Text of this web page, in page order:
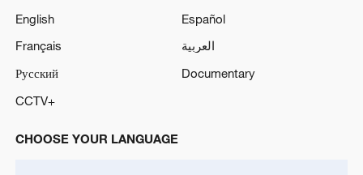
English
Español
Français
العربية
Русский
Documentary
CCTV+
CHOOSE YOUR LANGUAGE